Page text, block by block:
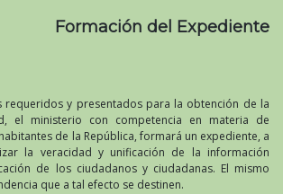
Formación del Expediente
requeridos y presentados para la obtención de la
el ministerio con competencia en materia de
de la República, formará un expediente, a
la veracidad y unificación de la información
de los ciudadanos y ciudadanas. El mismo
que a tal efecto se destinen.